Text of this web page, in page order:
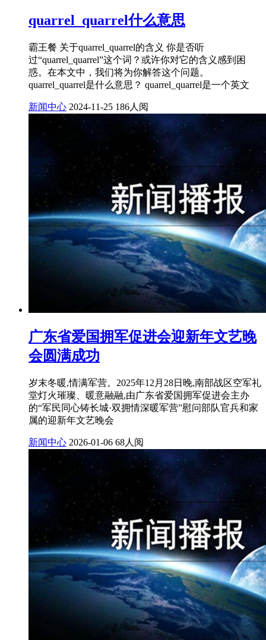
quarrel_quarrel什么意思
霸王餐 关于quarrel_quarrel的含义 你是否听
过“quarrel_quarrel”这个词？或许你对它的含义感到困
惑。在本文中，我们将为你解答这个问题。
quarrel_quarrel是什么意思？ quarrel_quarrel是一个英文
新闻中心 2024-11-25 186人阅
广东省爱国拥军促进会迎新年文艺晚
会圆满成功
岁末冬暖,情满军营。2025年12月28日晚,南部战区空军礼
堂灯火璀璨、暖意融融,由广东省爱国拥军促进会主办
的“军民同心铸长城·双拥情深暖军营”慰问部队官兵和家
属的迎新年文艺晚会
新闻中心 2026-01-06 68人阅